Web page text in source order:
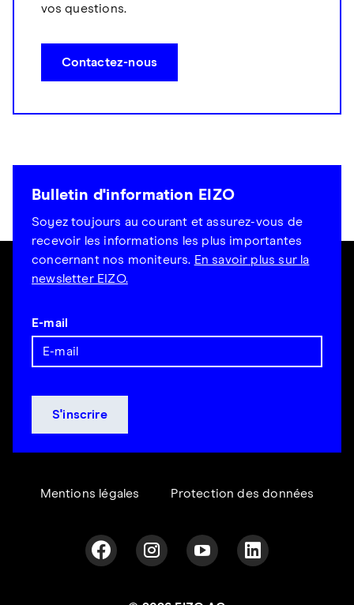
vos questions.
Contactez-nous
Bulletin d'information EIZO
Soyez toujours au courant et assurez-vous de
recevoir les informations les plus importantes
concernant nos moniteurs. En savoir plus sur la
newsletter EIZO.
E-mail
Mentions légales Protection des données